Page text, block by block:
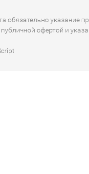
Лесото,
обязательно указание
офертой и